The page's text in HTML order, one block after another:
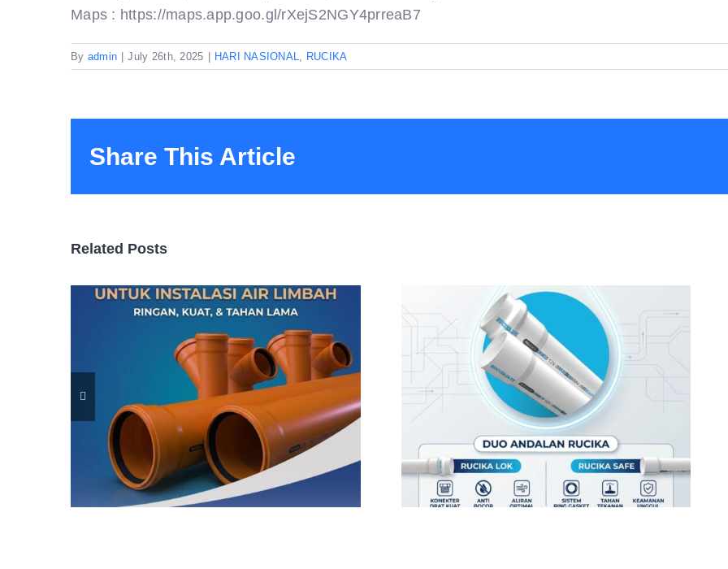
Maps : https://maps.app.goo.gl/rXejS2NGY4prreaB7
By admin July 26th, 2025 HARI NASIONAL, RUCIKA
Share This Article
Related Posts